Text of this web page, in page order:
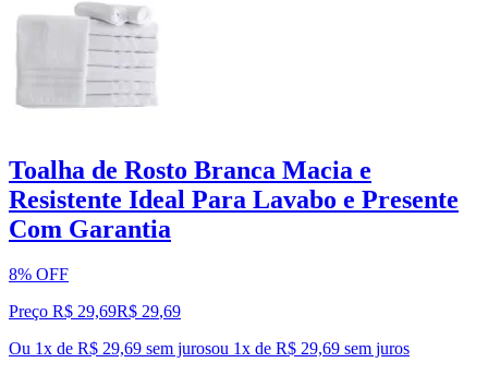
Toalha de Rosto Branca Macia e
Resistente Ideal Para Lavabo e Presente
Com Garantia
8% OFF
Preço R$ 29,69R$ 29,69
Ou 1x de R$ 29,69 sem jurosou 1x de R$ 29,69 sem juros